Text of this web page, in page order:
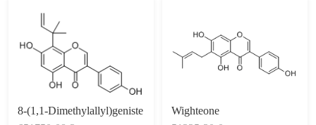
8-(1,1-Dimethylallyl)geniste
Wighteone